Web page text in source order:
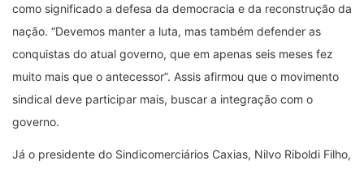
como significado a defesa da democracia e da reconstrução da
nação. “Devemos manter a luta, mas também defender as
conquistas do atual governo, que em apenas seis meses fez
muito mais que o antecessor”. Assis afirmou que o movimento
sindical deve participar mais, buscar a integração com o
governo.
Já o presidente do Sindicomerciários Caxias, Nilvo Riboldi Filho,